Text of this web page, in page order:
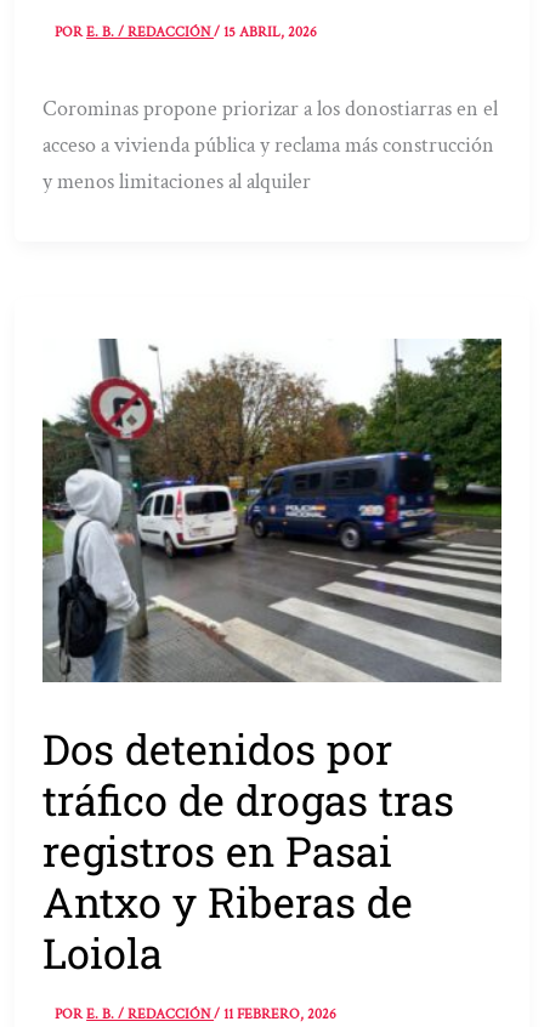
PORE. B. / REDACCIÓN/15 ABRIL, 2026
Corominas propone priorizar a los donostiarras en el
acceso a vivienda pública y reclama más construcción
y menos limitaciones al alquiler
Dos detenidos por
tráfico de drogas tras
registros en Pasai
Antxo y Riberas de
Loiola
PORE. B. / REDACCIÓN/11 FEBRERO, 2026